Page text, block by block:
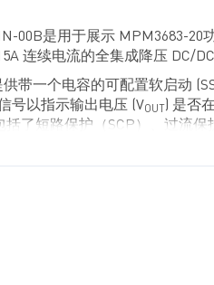
00B是用于展示 MPM3683-20
连续电流的全集成降压 DC/DC
供带一个电容的可配置软启动
号以指示输出电压 (VOUT ) 是否
括了短路保护（SCP）、过流保